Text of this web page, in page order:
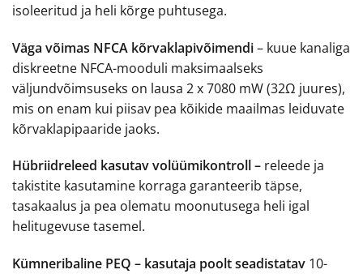
isoleeritud ja heli kõrge puhtusega.
Väga võimas NFCA kõrvaklapivõimendi– kuue kanaliga
diskreetne NFCA-mooduli maksimaalseks
väljundvõimsuseks on lausa 2 x 7080 mW (32Ω juures),
mis on enam kui piisav pea kõikide maailmas leiduvate
kõrvaklapipaaride jaoks.
Hübriidreleed kasutav volüümikontroll – releede ja
takistite kasutamine korraga garanteerib täpse,
tasakaalus ja pea olematu moonutusega heli igal
helitugevuse tasemel.
Kümneribaline PEQ – kasutaja poolt seadistatav 10-